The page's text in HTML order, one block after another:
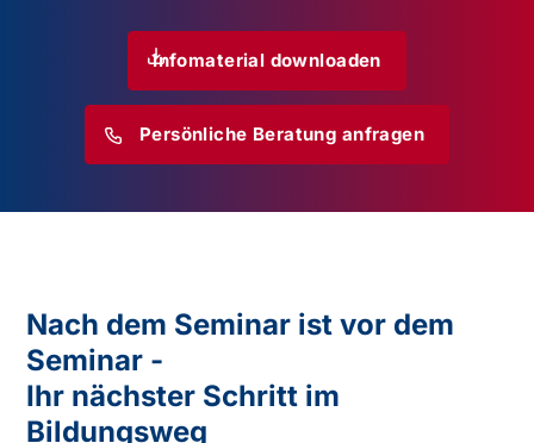
Infomaterial downloaden
Persönliche Beratung anfragen
Nach dem Seminar ist vor dem
Seminar -
Ihr nächster Schritt im
Bildungsweg